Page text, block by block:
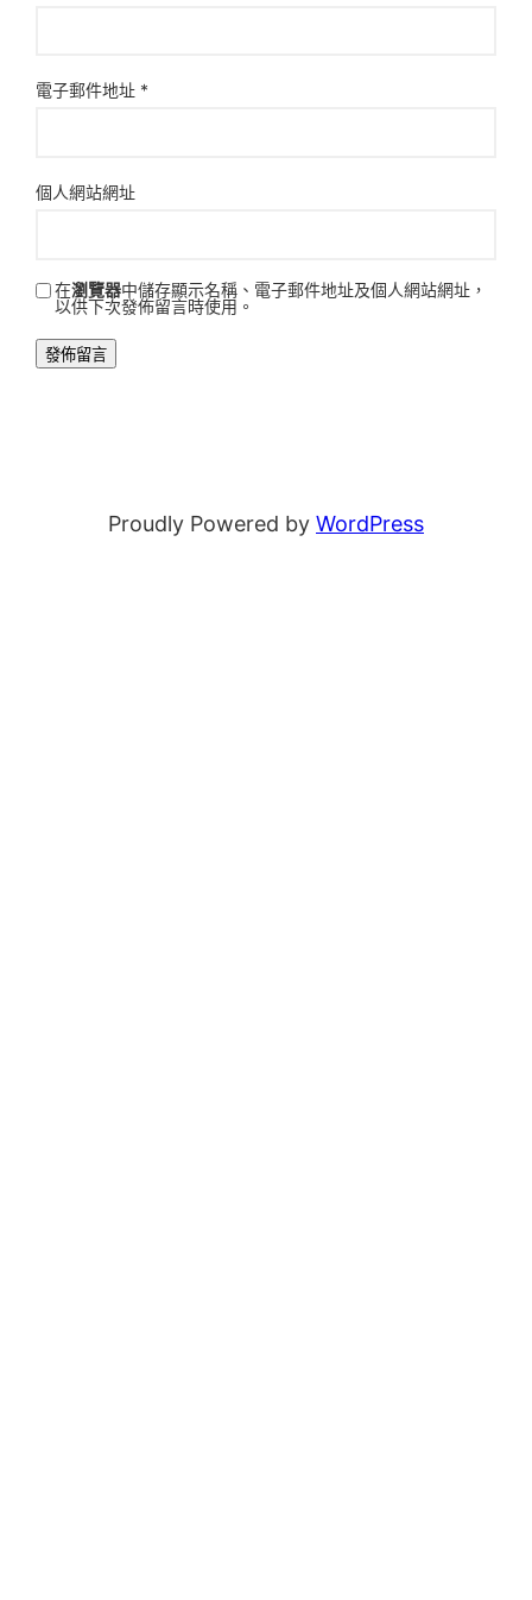
電子郵件地址 *
個人網站網址
在瀏覽器中儲存顯示名稱、電子郵件地址及個人網站網址，
以供下次發佈留言時使用。
Proudly Powered by WordPress